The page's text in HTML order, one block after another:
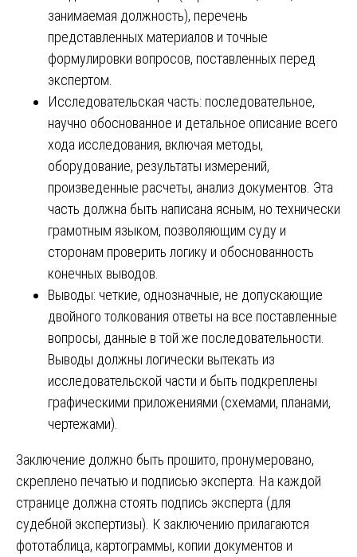
занимаемая должность), перечень
представленных материалов и точные
формулировки вопросов, поставленных перед
экспертом.
Исследовательская часть: последовательное,
научно обоснованное и детальное описание всего
хода исследования, включая методы,
оборудование, результаты измерений,
произведенные расчеты, анализ документов. Эта
часть должна быть написана ясным, но технически
грамотным языком, позволяющим суду и
сторонам проверить логику и обоснованность
конечных выводов.
Выводы: четкие, однозначные, не допускающие
двойного толкования ответы на все поставленные
вопросы, данные в той же последовательности.
Выводы должны логически вытекать из
исследовательской части и быть подкреплены
графическими приложениями (схемами, планами,
чертежами).
Заключение должно быть прошито, пронумеровано,
скреплено печатью и подписью эксперта. На каждой
странице должна стоять подпись эксперта (для
судебной экспертизы). К заключению прилагаются
фототаблица, картограммы, копии документов и